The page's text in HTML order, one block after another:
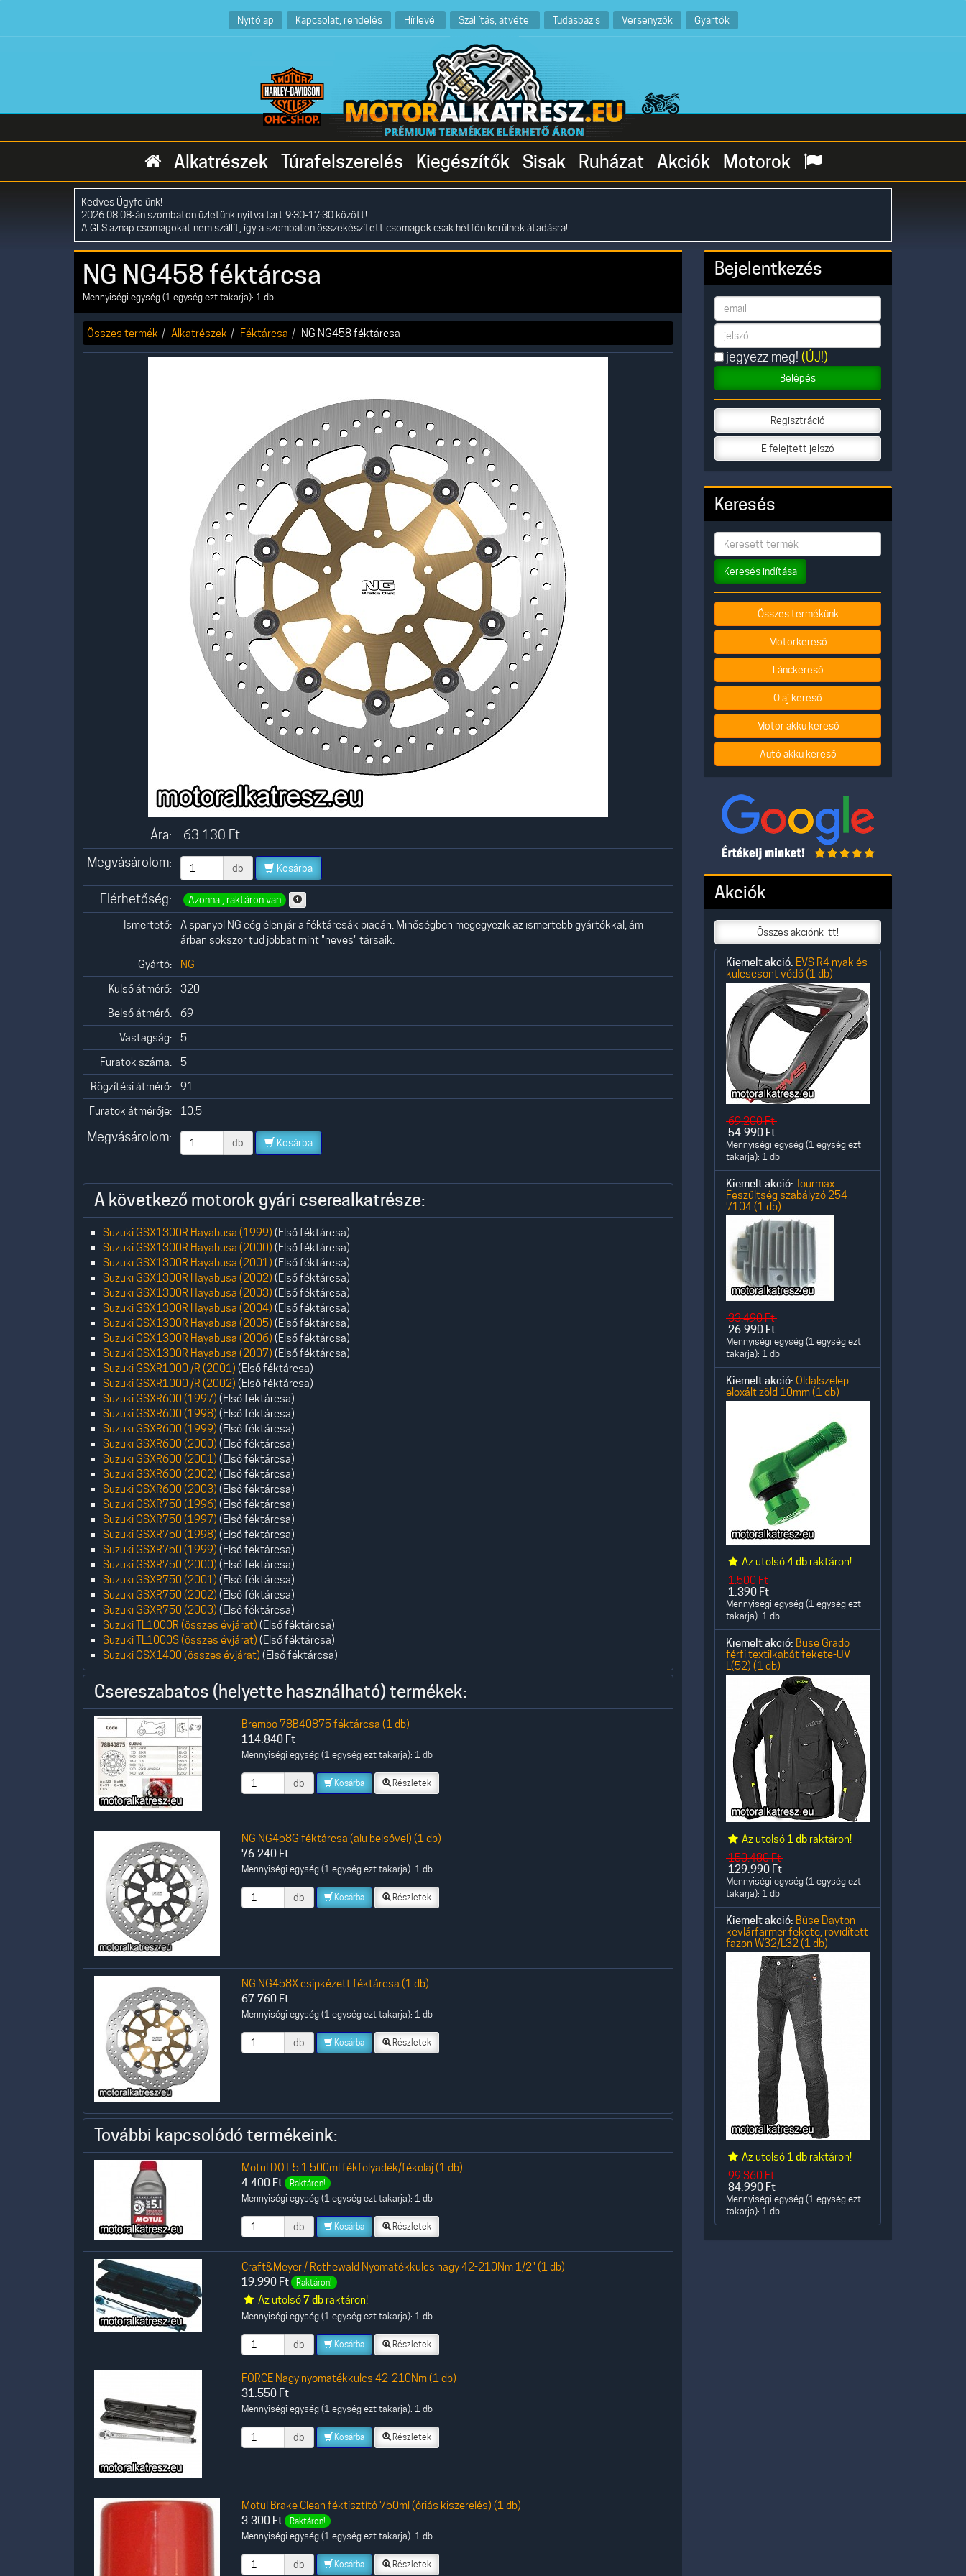
Nyitólap Kapcsolat, rendelés Hírlevél Szállítás, átvétel Tudásbázis Versenyzők Gyártók
Alkatrészek Túrafelszerelés Kiegészítők Sisak Ruházat Akciók Motorok
Kedves Ügyfelünk!
2026.08.08-án szombaton üzletünk nyitva tart 9:30-17:30 között!
A GLS aznap csomagokat nem szállít, így a szombaton összekészített csomagok csak hétfőn kerülnek átadásra!
NG NG458 féktárcsa
Mennyiségi egység (1 egység ezt takarja): 1 db
Összes termék Alkatrészek Féktárcsa NG NG458 féktárcsa
Ára: 63.130 Ft
Megvásárolom:
db Kosárba
Elérhetőség: Azonnal, raktáron van
Ismertető:
A spanyol NG cég élen jár a féktárcsák piacán. Minőségben megegyezik az ismertebb gyártókkal, ám
árban sokszor tud jobbat mint "neves" társaik.
Gyártó:
NG
Külső átmérő:
320
Belső átmérő:
69
Vastagság:
5
Furatok száma:
5
Rögzítési átmérő:
91
Furatok átmérője:
10.5
Megvásárolom: db Kosárba
A következő motorok gyári cserealkatrésze:
Suzuki GSX1300R Hayabusa (1999) (Első féktárcsa)
Suzuki GSX1300R Hayabusa (2000) (Első féktárcsa)
Suzuki GSX1300R Hayabusa (2001) (Első féktárcsa)
Suzuki GSX1300R Hayabusa (2002) (Első féktárcsa)
Suzuki GSX1300R Hayabusa (2003) (Első féktárcsa)
Suzuki GSX1300R Hayabusa (2004) (Első féktárcsa)
Suzuki GSX1300R Hayabusa (2005) (Első féktárcsa)
Suzuki GSX1300R Hayabusa (2006) (Első féktárcsa)
Suzuki GSX1300R Hayabusa (2007) (Első féktárcsa)
Suzuki GSXR1000 /R (2001) (Első féktárcsa)
Suzuki GSXR1000 /R (2002) (Első féktárcsa)
Suzuki GSXR600 (1997) (Első féktárcsa)
Suzuki GSXR600 (1998) (Első féktárcsa)
Suzuki GSXR600 (1999) (Első féktárcsa)
Suzuki GSXR600 (2000) (Első féktárcsa)
Suzuki GSXR600 (2001) (Első féktárcsa)
Suzuki GSXR600 (2002) (Első féktárcsa)
Suzuki GSXR600 (2003) (Első féktárcsa)
Suzuki GSXR750 (1996) (Első féktárcsa)
Suzuki GSXR750 (1997) (Első féktárcsa)
Suzuki GSXR750 (1998) (Első féktárcsa)
Suzuki GSXR750 (1999) (Első féktárcsa)
Suzuki GSXR750 (2000) (Első féktárcsa)
Suzuki GSXR750 (2001) (Első féktárcsa)
Suzuki GSXR750 (2002) (Első féktárcsa)
Suzuki GSXR750 (2003) (Első féktárcsa)
Suzuki TL1000R (összes évjárat) (Első féktárcsa)
Suzuki TL1000S (összes évjárat) (Első féktárcsa)
Suzuki GSX1400 (összes évjárat) (Első féktárcsa)
Csereszabatos (helyette használható) termékek:
Brembo 78B40875 féktárcsa (1 db)
114.840 Ft
Mennyiségi egység (1 egység ezt takarja): 1 db
db Kosárba Részletek
NG NG458G féktárcsa (alu belsővel) (1 db)
76.240 Ft
Mennyiségi egység (1 egység ezt takarja): 1 db
db Kosárba Részletek
NG NG458X csipkézett féktárcsa (1 db)
67.760 Ft
Mennyiségi egység (1 egység ezt takarja): 1 db
db Kosárba Részletek
További kapcsolódó termékeink:
Motul DOT 5.1 500ml fékfolyadék/fékolaj (1 db)
4.400 Ft Raktáron!
Mennyiségi egység (1 egység ezt takarja): 1 db
db Kosárba Részletek
Craft&Meyer / Rothewald Nyomatékkulcs nagy 42-210Nm 1/2" (1 db)
19.990 Ft Raktáron!
Az utolsó7 dbraktáron!
Mennyiségi egység (1 egység ezt takarja): 1 db
db Kosárba Részletek
FORCE Nagy nyomatékkulcs 42-210Nm (1 db)
31.550 Ft
Mennyiségi egység (1 egység ezt takarja): 1 db
db Kosárba Részletek
Motul Brake Clean féktisztító 750ml (óriás kiszerelés) (1 db)
3.300 Ft Raktáron!
Mennyiségi egység (1 egység ezt takarja): 1 db
db Kosárba Részletek
Bejelentkezés
jegyezz meg! (ÚJ!)
Belépés
Regisztráció
Elfelejtett jelszó
Keresés
Keresés indítása
Összes termékünk
Motorkereső
Lánckereső
Olaj kereső
Motor akku kereső
Autó akku kereső
Akciók
Összes akciónk itt!
Kiemelt akció: EVS R4 nyak és
kulcscsont védő (1 db)
69.200Ft
54.990 Ft
Mennyiségi egység (1 egység ezt
takarja): 1 db
Kiemelt akció: Tourmax
Feszültség szabályzó 254-
7104 (1 db)
33.490Ft
26.990 Ft
Mennyiségi egység (1 egység ezt
takarja): 1 db
Kiemelt akció: Oldalszelep
eloxált zöld 10mm (1 db)
Az utolsó4 db raktáron!
1.500Ft
1.390 Ft
Mennyiségi egység (1 egység ezt
takarja): 1 db
Kiemelt akció: Büse Grado
férfi textilkabát fekete-UV
L(52) (1 db)
Az utolsó 1 db raktáron!
150.480Ft
129.990 Ft
Mennyiségi egység (1 egység ezt
takarja): 1 db
Kiemelt akció: Büse Dayton
kevlárfarmer fekete, rövidített
fazon W32/L32 (1 db)
Az utolsó 1 db raktáron!
99.360Ft
84.990 Ft
Mennyiségi egység (1 egység ezt
takarja): 1 db